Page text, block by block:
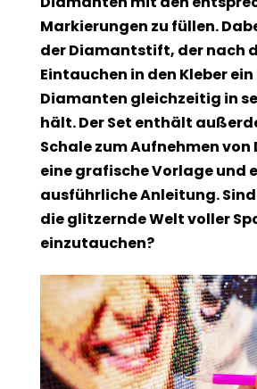
Markierungen zu füllen.
der Diamantstift, der nach
Eintauchen in den Kleber
Diamanten gleichzeitig in
hält. Der Set enthält
Schale zum Aufnehmen
eine grafische Vorlage und
ausführliche Anleitung. Sind
die glitzernde Welt voller
einzutauchen?